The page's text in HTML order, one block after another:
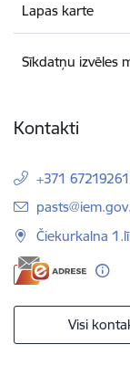
Lapas karte
Sīkdatņu izvēles
Kontakti
+371 67219261
E-pasts:
Čiekurkalna
Visi